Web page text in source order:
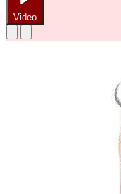
Video